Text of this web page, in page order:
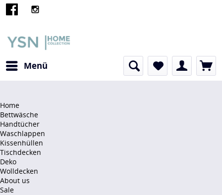
Menü
Home
Bettwäsche
Handtücher
Waschlappen
Kissenhüllen
Tischdecken
Deko
Wolldecken
About us
Sale